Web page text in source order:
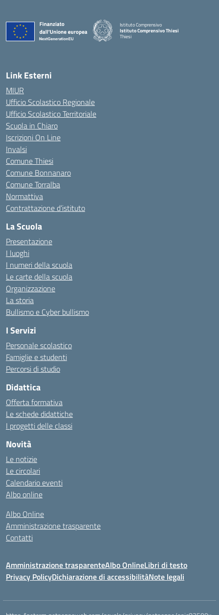
Istituto Comprensivo
Istituto Comprensivo Thiesi
Thiesi
Link Esterni
MIUR
Ufficio Scolastico Regionale
Ufficio Scolastico Territoriale
Scuola in Chiaro
Iscrizioni On Line
Invalsi
Comune Thiesi
Comune Bonnanaro
Comune Torralba
Normattiva
Contrattazione d’istituto
La Scuola
Presentazione
I luoghi
I numeri della scuola
Le carte della scuola
Organizzazione
La storia
Bullismo e Cyber bullismo
I Servizi
Personale scolastico
Famiglie e studenti
Percorsi di studio
Didattica
Offerta formativa
Le schede didattiche
I progetti delle classi
Novità
Le notizie
Le circolari
Calendario eventi
Albo online
Albo Online
Amministrazione trasparente
Contatti
Amministrazione trasparenteAlbo OnlineLibri di testo
Privacy PolicyDichiarazione di accessibilitàNote legali